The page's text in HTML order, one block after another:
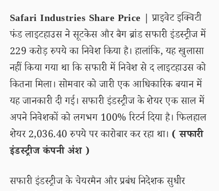
Safari Industries Share Price | प्राइवेट इक्विटी
फंड लाइटहाउस ने सूटकेस और बैग ब्रांड सफारी इंडस्ट्रीज में
229 करोड़ रुपये का निवेश किया है। हालांकि, यह खुलासा
नहीं किया गया था कि सफारी में निवेश से द लाइटहाउस को
कितना मिला। सोमवार को जारी एक आधिकारिक बयान में
यह जानकारी दी गई। सफारी इंडस्ट्रीज के शेयर एक साल में
अपने निवेशकों को लगभग 100% रिटर्न दिया है। फिलहाल
शेयर 2,036.40 रुपये पर कारोबार कर रहा था। ( सफारी
इंडस्ट्रीज कंपनी अंश )
सफारी इंडस्ट्रीज के चेयरमैन और प्रबंध निदेशक सुधीर